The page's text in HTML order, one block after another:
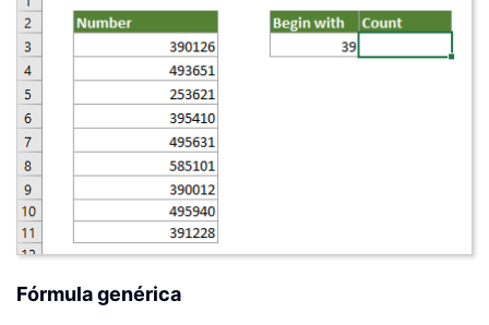
Fórmula genérica